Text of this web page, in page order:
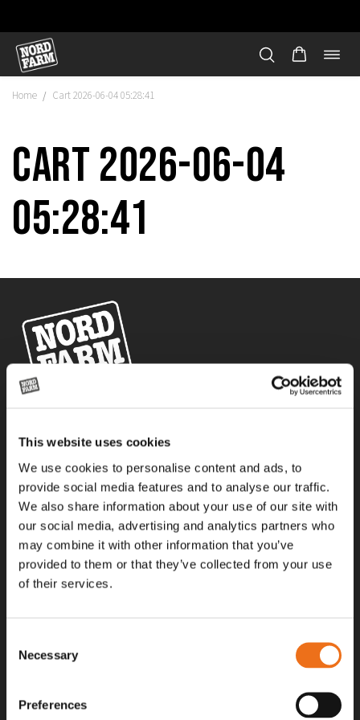
This website uses cookies
We use cookies to personalise content and ads, to
provide social media features and to analyse our traffic.
We also share information about your use of our site with
our social media, advertising and analytics partners who
may combine it with other information that you’ve
provided to them or that they’ve collected from your use
of their services.
Selection
Necessary
Preferences
Hoppa
innehåll
Home / Cart 2026-06-04 05:28:41
Cart 2026-06-04
05:28:41
gäller inte vid köp av enskild produkt, till exempel
reservdel. Kontakta din lokala återförsäljare för aktuella priser.
Surgatan 12, 602 28
Norrköping, Sweden
+46 (0)11 – 19 70 40
marknad@nordfarm.se